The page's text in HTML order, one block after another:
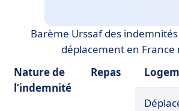
Barème Urssaf des
déplacement en
Nature de
l’indemnité
Repas